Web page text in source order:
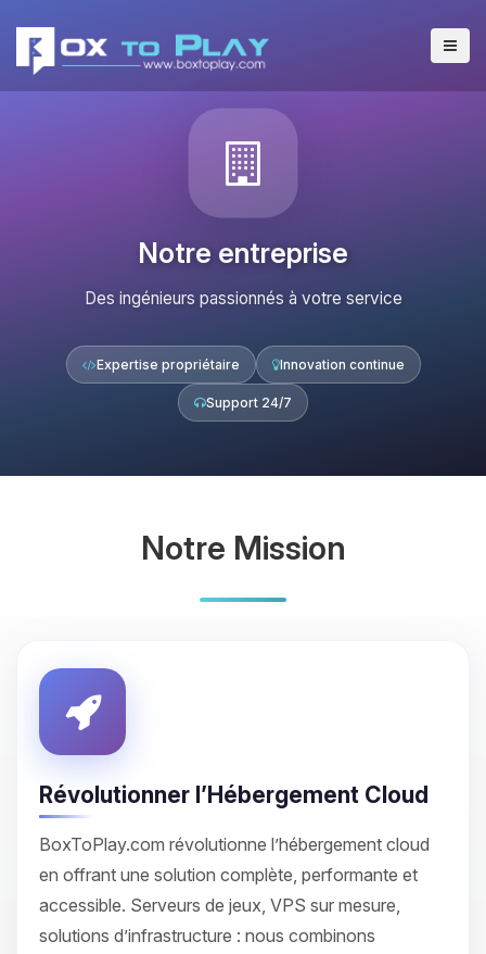
Notre entreprise
Des ingénieurs passionnés à votre service
Expertise propriétaire Innovation continue
Support 24/7
Notre Mission
Révolutionner l’Hébergement Cloud
BoxToPlay.com révolutionne l’hébergement cloud
en offrant une solution complète, performante et
accessible. Serveurs de jeux, VPS sur mesure,
solutions d’infrastructure : nous combinons